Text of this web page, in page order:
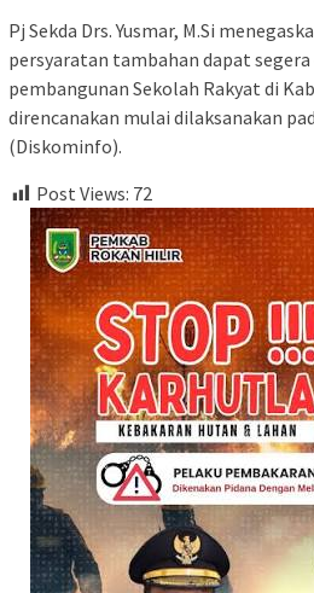
Pj Sekda Drs. Yusmar, M.Si
persyaratan tambahan dapat
pembangunan Sekolah Rakyat di
direncanakan mulai dilaksanakan
(Diskominfo).
Post Views: 72